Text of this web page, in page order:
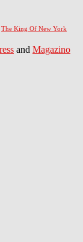
The King Of New York
and Magazino